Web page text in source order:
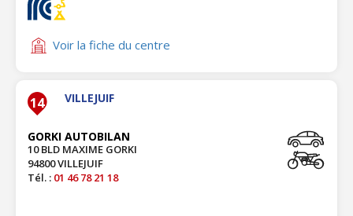
Voir la fiche du centre
14 VILLEJUIF
GORKI AUTOBILAN
10 BLD MAXIME GORKI
94800 VILLEJUIF
Tél. : 01 46 78 21 18